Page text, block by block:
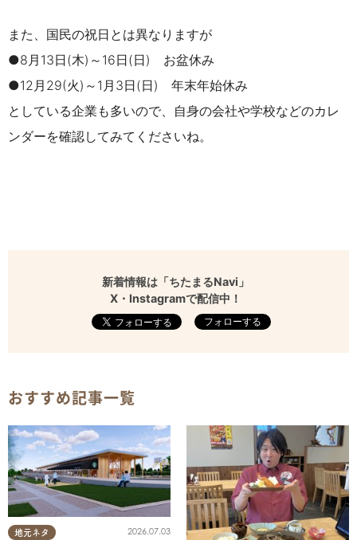
また、国民の祝日とは異なりますが
●8月13日(木)～16日(日) お盆休み
●12月29(火)～1月3日(日) 年末年始休み
としている企業も多いので、自身の会社や学校などのカレ
ンダーを確認してみてくださいね。
新着情報は「ちたまるNavi」
X・Instagramで配信中！
フォローする
おすすめ記事一覧
地元ネタ 2026.07.03